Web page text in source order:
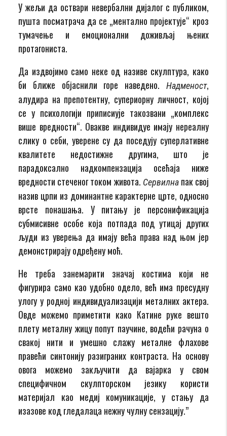
У жељи да оствари невербални дијалог с публиком,
пушта посматрача да се „ментално пројектује“ кроз
тумачење и емоционални доживљај њених
протагониста.
Да издвојимо само неке од називе скулптура, како
би ближе објаснили горе наведено.
Надменост,
алудира на препотентну, супериорну личност, којој
се у психологији приписиуjе такозвани „комплекс
више вредности“. Овакве индивидуе имају нереалну
слику о себи, уверене су да поседују суперлативне
квалитете недостижне другима, што је
парадоксално надкомпензација осећаја ниже
вредности стеченог током живота. Сервилнапак свој
назив црпи из доминантне карактерне црте, односно
врсте понашања. У питању је персонификација
субмисивне особе која потпада под утицај других
људи из уверења да имају већа права над њом јер
демонстрирају одређену моћ.
Не треба занемарити значај костима који не
фигурира само као удобно одело, већ има пресудну
улогу у родној индивидуализацији металних актера.
Овде можемо приметити како Катине руке вешто
плету металну жицу попут паучине, водећи рачуна о
свакој нити и умешно слажу металне флахове
правећи синтонију разиграних контраста. На основу
овога можемо закључити да вајарка у свом
специфичном скулпторском језику користи
материјал као медиј комуникације, у стању да
изазове код гледалаца нежну чулну сензацију.”